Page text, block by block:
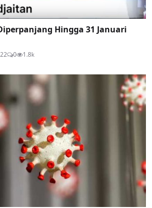
Hingga 31 Januari
0 1.8k